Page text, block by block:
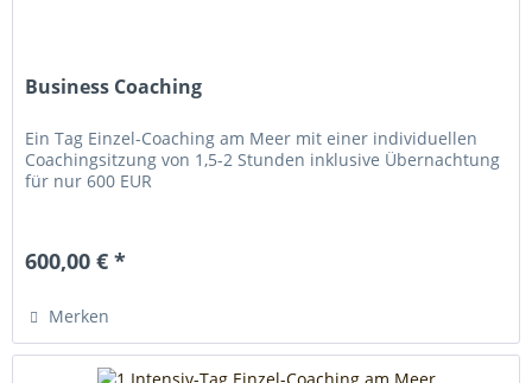
Business Coaching
Ein Tag Einzel-Coaching am Meer mit einer individuellen
Coachingsitzung von 1,5-2 Stunden inklusive Übernachtung
für nur 600 EUR
600,00 € *
Merken